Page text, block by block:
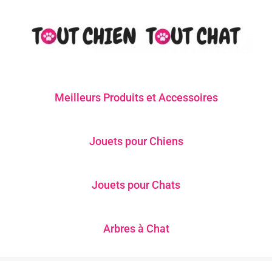
Meilleurs Produits et Accessoires
Jouets pour Chiens
Jouets pour Chats
Arbres à Chat